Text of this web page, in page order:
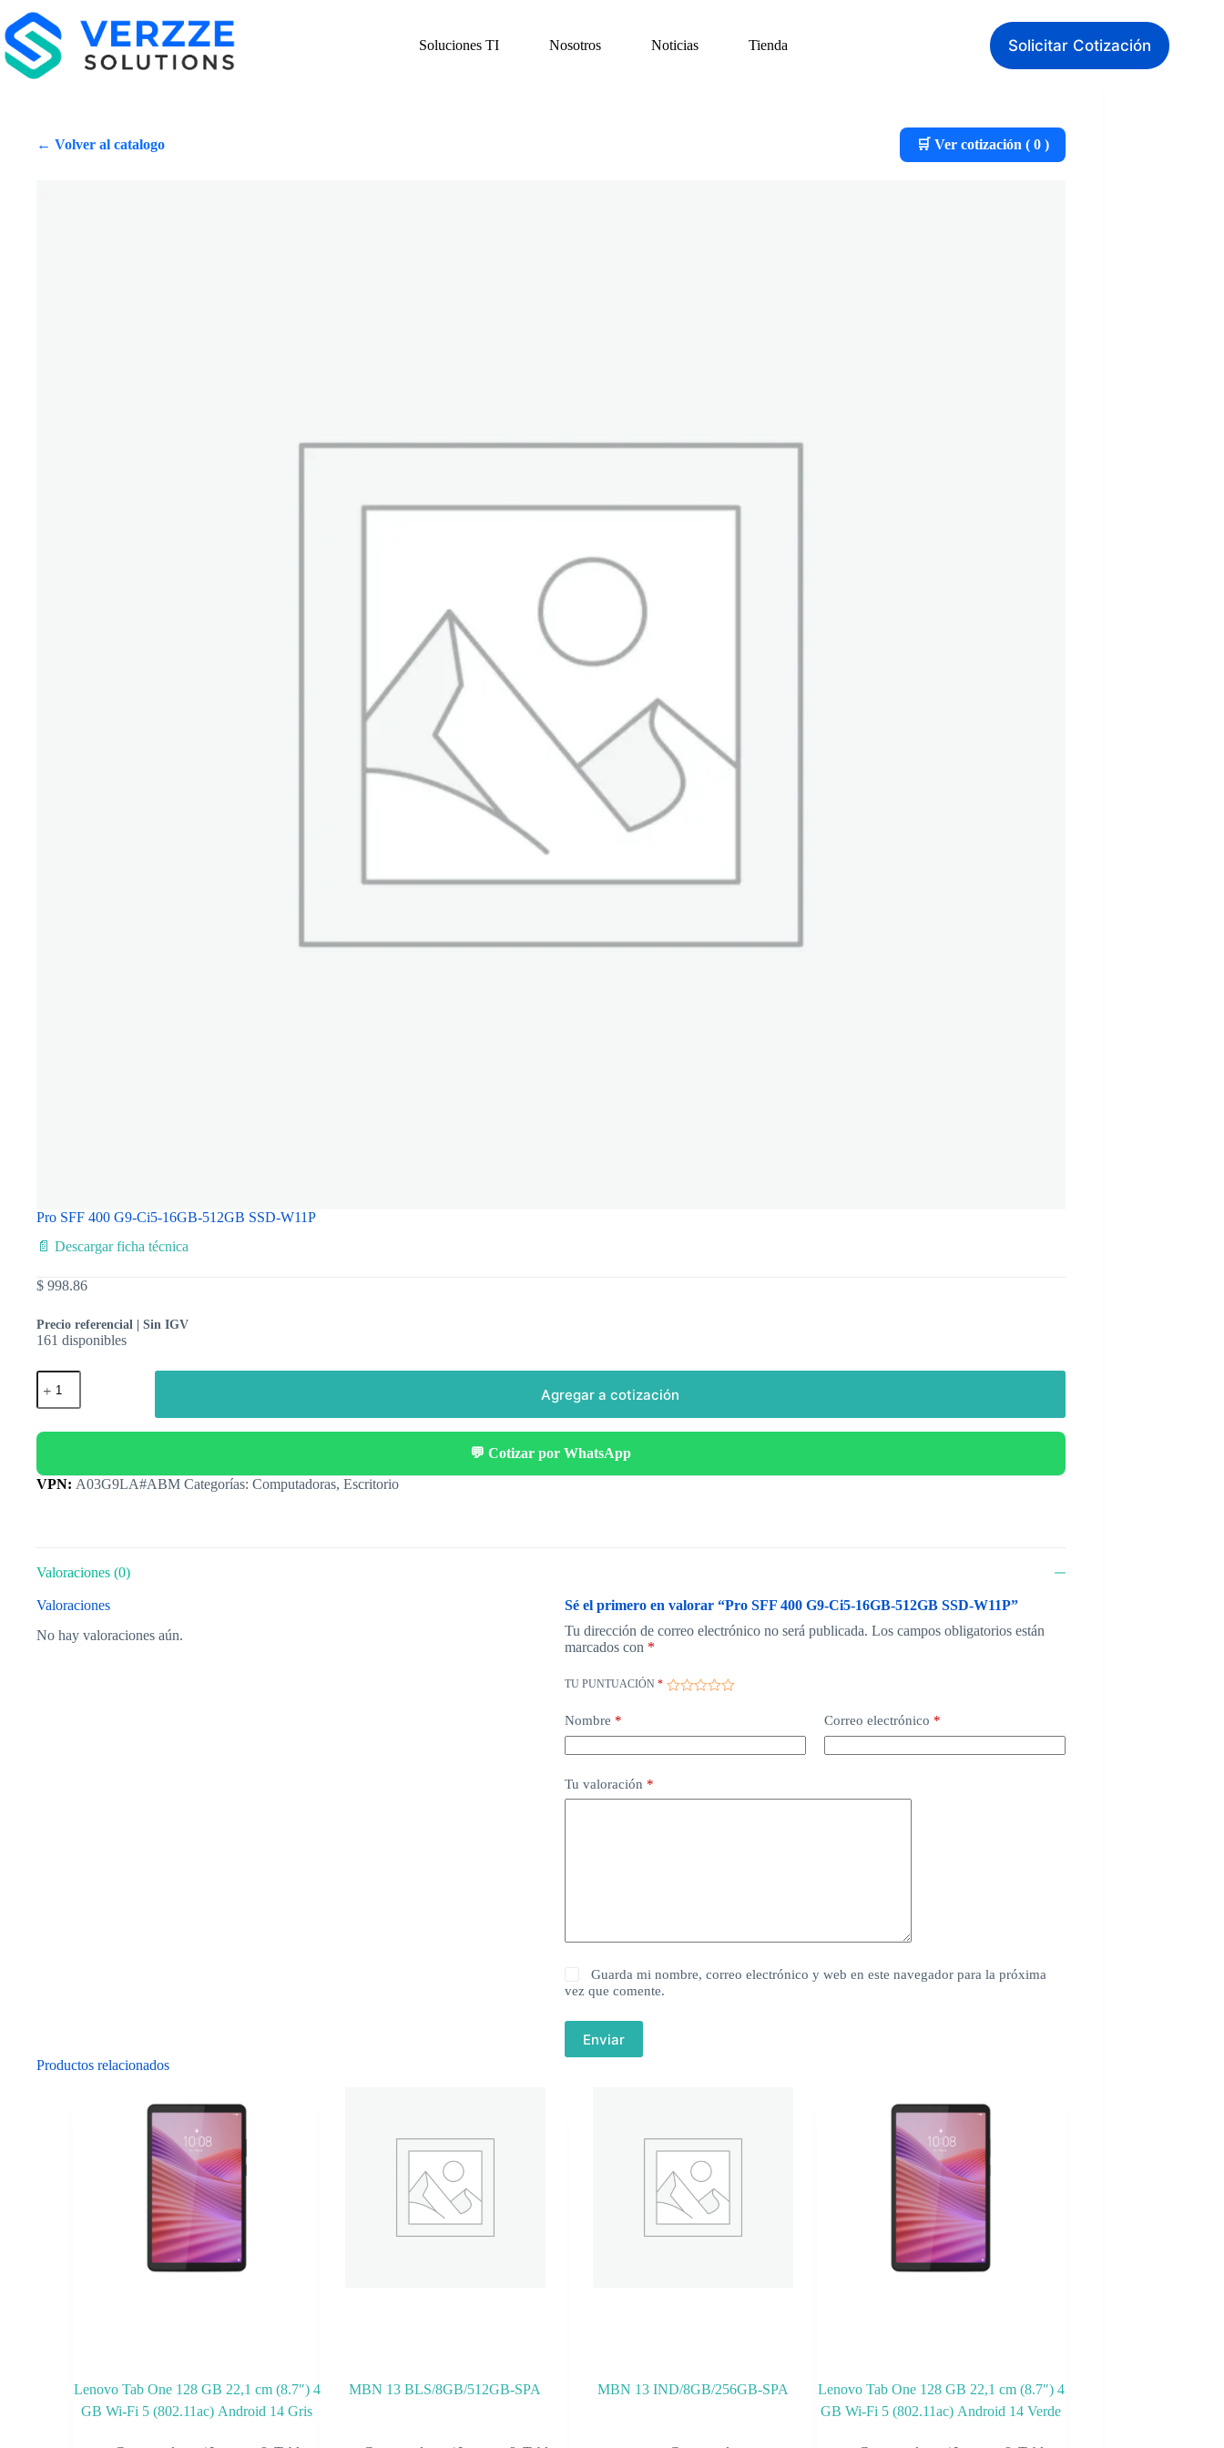
Soluciones TI Nosotros Noticias Tienda Solicitar Cotización
← Volver al catalogo 🛒 Ver cotización (0 )
Pro SFF 400 G9-Ci5-16GB-512GB SSD-W11P
📄 Descargar ficha técnica
$ 998.86
Precio referencial | Sin IGV
161 disponibles
Agregar a cotización
💬 Cotizar por WhatsApp
Categorías: Computadoras, Escritorio
Valoraciones (0)
Valoraciones
No hay valoraciones aún.
Sé el primero en valorar “Pro SFF 400 G9-Ci5-16GB-512GB SSD-W11P”
Tu dirección de correo electrónico no será publicada. Los campos obligatorios están
marcados con *
TU PUNTUACIÓN *
Nombre * Correo electrónico *
Tu valoración *
Guarda mi nombre, correo electrónico y web en este navegador para la próxima
vez que comente.
Enviar
Productos relacionados
Lenovo Tab One 128 GB 22,1 cm (8.7″) 4
GB Wi-Fi 5 (802.11ac) Android 14 Gris
MBN 13 BLS/8GB/512GB-SPA MBN 13 IND/8GB/256GB-SPA
Lenovo Tab One 128 GB 22,1 cm (8.7″) 4
GB Wi-Fi 5 (802.11ac) Android 14 Verde